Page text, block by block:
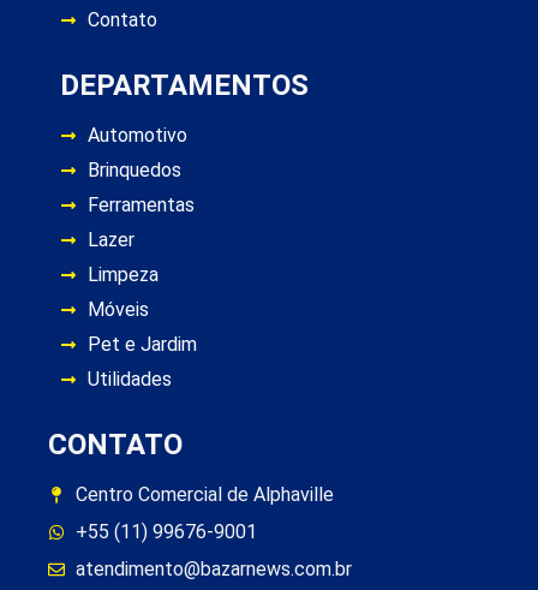
Contato
DEPARTAMENTOS
Automotivo
Brinquedos
Ferramentas
Lazer
Limpeza
Móveis
Pet e Jardim
Utilidades
CONTATO
Centro Comercial de Alphaville
+55 (11) 99676-9001
atendimento@bazarnews.com.br